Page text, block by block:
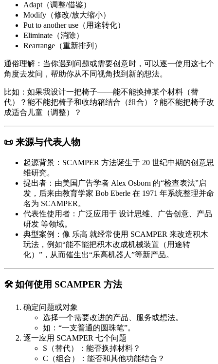
Adapt（调整/借鉴）
Modify（修改/放大缩小）
Put to another use（用途转化）
Eliminate（消除）
Rearrange（重新排列）
通俗理解：当你遇到问题或需要创意时，可以逐一使用这七个
角度去发问，帮助你从不同视角找到新的想法。
比如：如果我设计一把椅子——能不能换掉某个材料（替
代）？能不能把椅子和收纳箱结合（组合）？能不能把椅子改
成适合儿童（调整）？
📜 来源与代表人物
起源背景 ：SCAMPER 方法诞生于 20 世纪中期的创意思
维研究。
提出者 ：由美国广告学者 Alex Osborn 的“检查表法”启
发，后来由教育学家 Bob Eberle 在 1971 年系统整理并命
名为 SCAMPER。
代表性使用者 ：广泛应用于 设计思维、广告创意、产品
研发 等领域。
典型案例 ：像 乐高 就经常使用 SCAMPER 来改造积木
玩法，例如“能不能把积木改成机械装置（用途转
化）”，从而催生出“乐高机器人”等新产品。
🛠️ 如何使用 SCAMPER 方法
确定问题或对象
选择一个需要改进的产品、服务或想法。
如：“一支普通的圆珠笔”。
逐一应用 SCAMPER 七个问题
S（替代）：能否换掉材料？
C（组合）：能否和其他功能结合？